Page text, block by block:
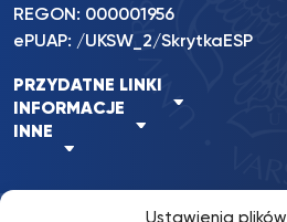
Ustawienia
REGON: 000001956
ePUAP: /UKSW_2/SkrytkaESP
PRZYDATNE LINKI
INFORMACJE
INNE